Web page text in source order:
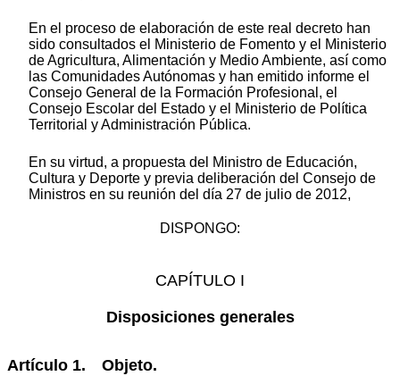
En el proceso de elaboración de este real decreto han
sido consultados el Ministerio de Fomento y el Ministerio
de Agricultura, Alimentación y Medio Ambiente, así como
las Comunidades Autónomas y han emitido informe el
Consejo General de la Formación Profesional, el
Consejo Escolar del Estado y el Ministerio de Política
Territorial y Administración Pública.
En su virtud, a propuesta del Ministro de Educación,
Cultura y Deporte y previa deliberación del Consejo de
Ministros en su reunión del día 27 de julio de 2012,
DISPONGO:
CAPÍTULO I
Disposiciones generales
Artículo 1. Objeto.